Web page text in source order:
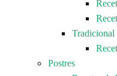
Tradicional
Postres